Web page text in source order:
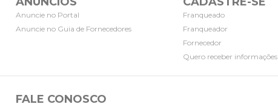
Anuncie no Portal
Anuncie no Guia de Fornecedores
Franqueado
Franqueador
Fornecedor
Quero receber informações
FALE CONOSCO